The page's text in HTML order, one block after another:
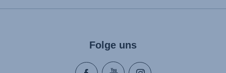
Folge uns